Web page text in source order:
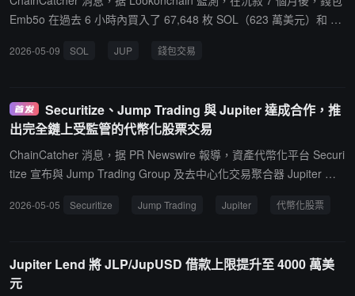
Emb5o 在過去 6 小時內買入了 67,648 枚 SOL（623 萬美元）和 62
2026-05-09 SOL JUP 錢包交易
Securitize、Jump Trading 與 Jupiter 達成合作，推
出完全鏈上受監管的代幣化股票交易
ChainCatcher 消息，据 PR Newswire 報導，資產代幣化平台 Securi
tize 宣布與 Jump Trading Group 及去中心化交易聚合器 Jupiter 合
Securitize 的端到端監管基礎設施、Jump 的流動性以及 Jupiter 的前
官 Carlos Domingo 表示，合作證明了在現有監管框架內，可以同時
實現流動性、可訪問性與合規性。Jump 通過其部署在 Solana 上的
2026-05-05 Securitize Jump Trading Jupiter 代幣化股票
Jupiter Lend 將 JLP/JupUSD 借款上限提升至 4000 萬美
元